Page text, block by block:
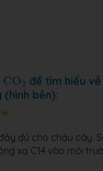
CO2
CO2
để tìm hiểu
(hình bên):
đủ cho chậu cây.
xạ C14 vào môi